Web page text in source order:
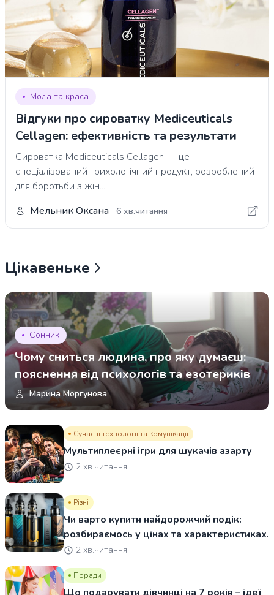
Мода та краса
Відгуки про сироватку Mediceuticals
Cellagen: ефективність та результати
Сироватка Mediceuticals Cellagen — це
спеціалізований трихологічний продукт, розроблений
для боротьби з жін...
Мельник Оксана
6 хв.читання
Цікавеньке
Сонник
Чому сниться людина, про яку думаєш:
пояснення від психологів та езотериків
Марина Моргунова
Сучасні технології та комунікації
Мультиплеєрні ігри для шукачів азарту
2 хв.читання
Різні
Чи варто купити найдорожчий подік:
розбираємось у цінах та характеристиках.
2 хв.читання
Поради